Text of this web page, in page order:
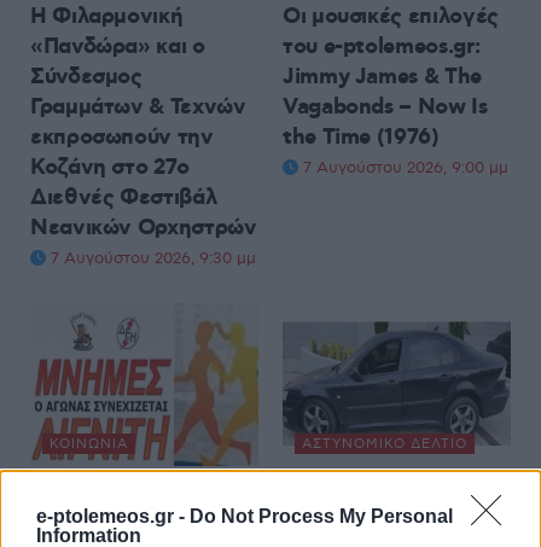
e-ptolemeos.gr - Do Not Process My Personal
Information
Η Φιλαρμονική
«Πανδώρα» και ο
Σύνδεσμος
Γραμμάτων & Τεχνών
εκπροσωπούν την
Κοζάνη στο 27ο
Διεθνές Φεστιβάλ
Νεανικών Ορχηστρών
7 Αυγούστου 2026, 9:30 μμ
Οι μουσικές επιλογές
του e-ptolemeos.gr:
Jimmy James & The
Vagabonds – Now Is
the Time (1976)
7 Αυγούστου 2026, 9:00 μμ
ΚΟΙΝΩΝΊΑ ΑΣΤΥΝΟΜΙΚΌ ΔΕΛΤΊΟ
Καστοριά: 20χρονη
κατάλαβε ότι πήγε να